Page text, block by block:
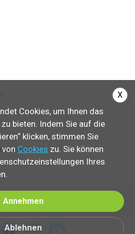
Cookies, um Ihnen das
bieten. Indem Sie auf die
klicken, stimmen Sie
Cookies zu. Sie können
Ihres
Annehmen
Ablehnen
X
Share, Ltd